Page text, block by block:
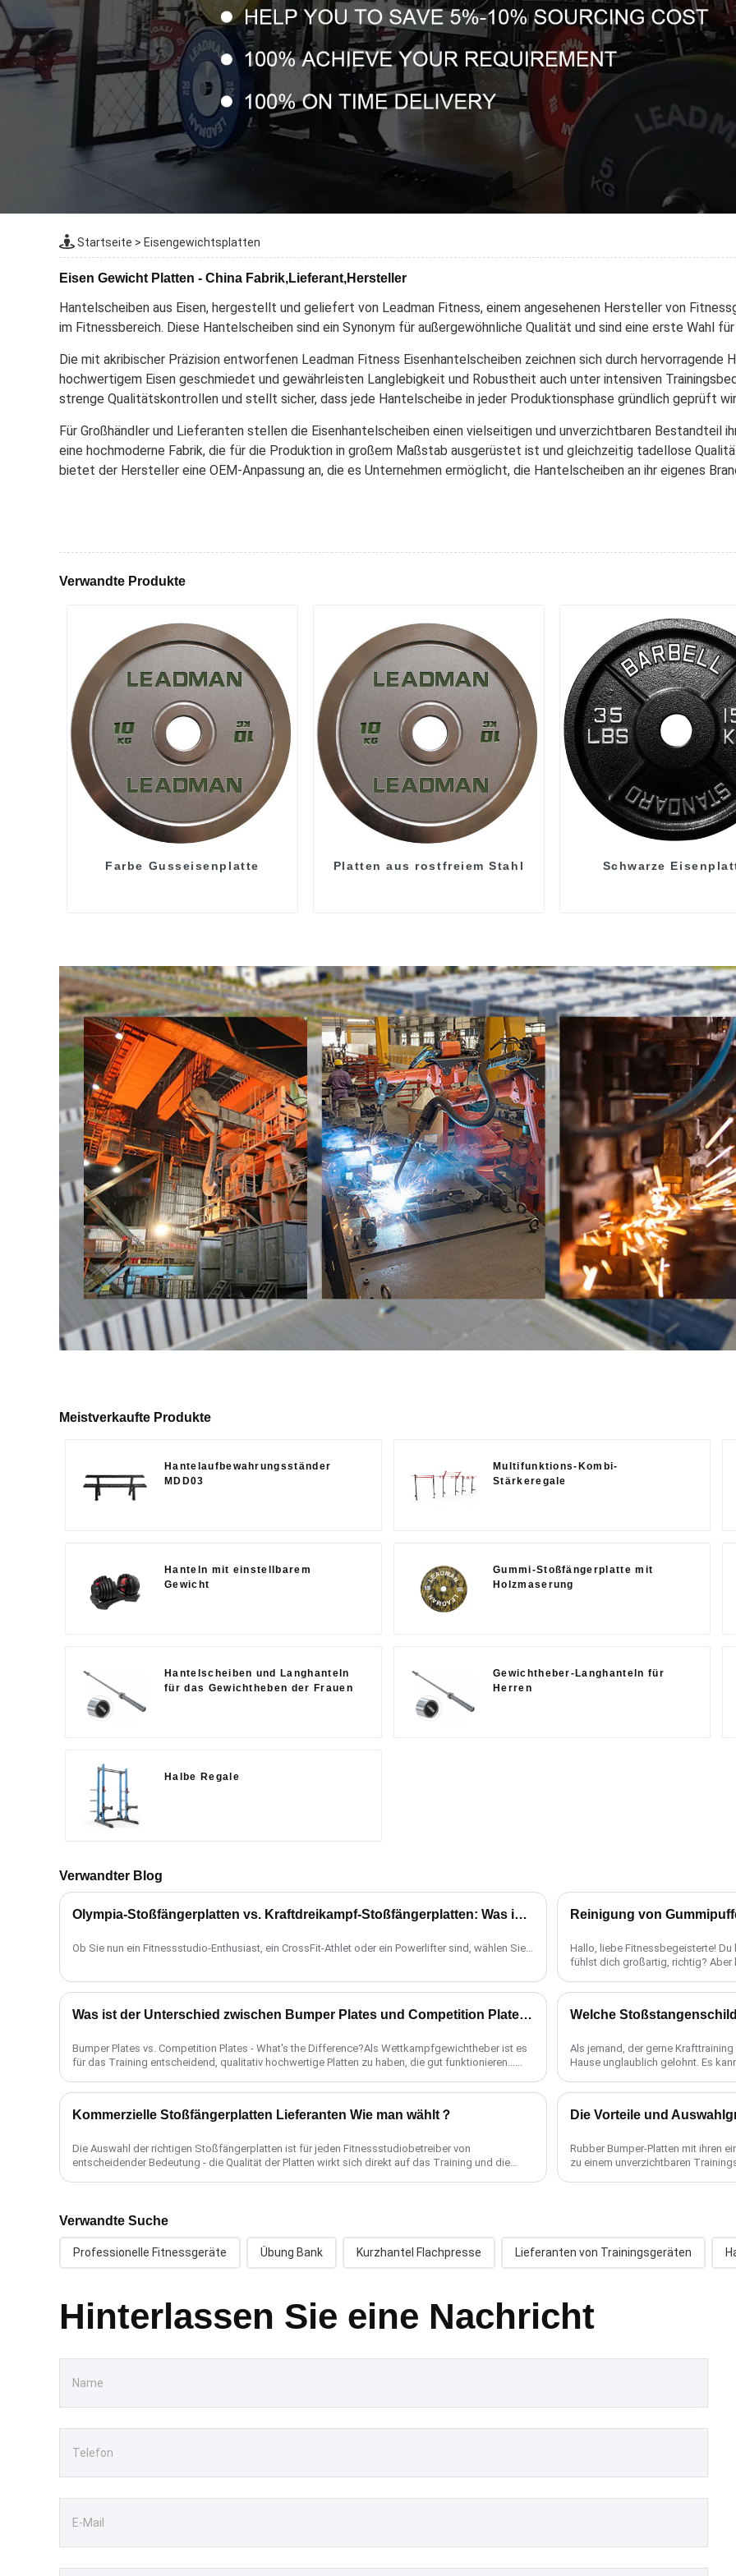
Startseite > Eisengewichtsplatten
Eisen Gewicht Platten - China Fabrik,Lieferant,Hersteller
Hantelscheiben aus Eisen, hergestellt und geliefert von Leadman Fitness, einem angesehenen Hersteller von
im Fitnessbereich. Diese Hantelscheiben sind ein Synonym für außergewöhnliche Qualität und sind eine erste Wahl
Die mit akribischer Präzision entworfenen Leadman Fitness Eisenhantelscheiben zeichnen sich durch hervorragende
hochwertigem Eisen geschmiedet und gewährleisten Langlebigkeit und Robustheit auch unter intensiven
strenge Qualitätskontrollen und stellt sicher, dass jede Hantelscheibe in jeder Produktionsphase gründlich geprüft
Für Großhändler und Lieferanten stellen die Eisenhantelscheiben einen vielseitigen und unverzichtbaren Bestandteil
eine hochmoderne Fabrik, die für die Produktion in großem Maßstab ausgerüstet ist und gleichzeitig tadellose
bietet der Hersteller eine OEM-Anpassung an, die es Unternehmen ermöglicht, die Hantelscheiben an ihr eigenes
Verwandte Produkte
Farbe Gusseisenplatte Platten aus rostfreiem Stahl Schwarze
Meistverkaufte Produkte
Hantelaufbewahrungsständer
MDD03
Multifunktions-Kombi-
Stärkeregale
Hanteln mit einstellbarem
Gewicht
Gummi-Stoßfängerplatte mit
Holzmaserung
Hantelscheiben und Langhanteln
für das Gewichtheben der Frauen
Gewichtheber-Langhanteln für
Herren
Halbe Regale
Verwandter Blog
Olympia-Stoßfängerplatten vs. Kraftdreikampf-Stoßfängerplatten: Was ist der Unterschied?
Ob Sie nun ein Fitnessstudio-Enthusiast, ein CrossFit-Athlet oder ein Powerlifter sind, wählen Sie...
Reinigung von
Hallo, liebe Fitnessbegeisterte!
fühlst dich großartig, richtig? Aber
Was ist der Unterschied zwischen Bumper Plates und Competition Plates?
Bumper Plates vs. Competition Plates - What's the Difference?Als Wettkampfgewichtheber ist es
für das Training entscheidend, qualitativ hochwertige Platten zu haben, die gut funktionieren......
Welche
Als jemand, der gerne
Hause unglaublich gelohnt. Es
Kommerzielle Stoßfängerplatten Lieferanten Wie man wählt？
Die Auswahl der richtigen Stoßfängerplatten ist für jeden Fitnessstudiobetreiber von
entscheidender Bedeutung - die Qualität der Platten wirkt sich direkt auf das Training und die
Die Vorteile und
Rubber Bumper-Platten mit ihren
zu einem unverzichtbaren
Verwandte Suche
Professionelle Fitnessgeräte Übung Bank Kurzhantel Flachpresse Lieferanten von Trainingsgeräten
Hinterlassen Sie eine Nachricht